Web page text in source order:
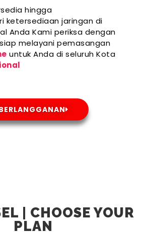
hingga
ketersediaan jaringan di
Anda Kami periksa dengan
melayani pemasangan
untuk Anda di seluruh Kota
| CHOOSE YOUR
PLAN